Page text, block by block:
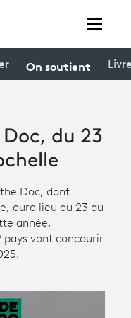
On soutient
du 23
Doc, dont
aura lieu du 23 au
année,
pays vont concourir